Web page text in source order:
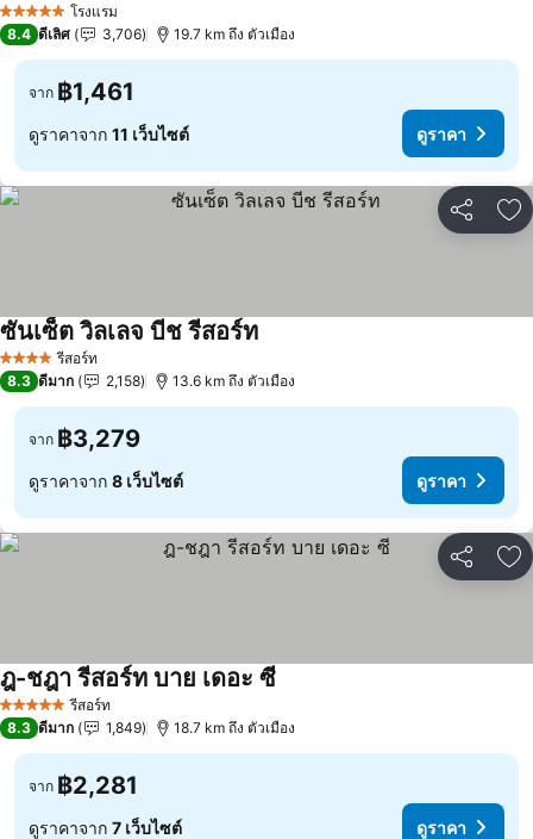
5 ดาว โรงแรม
8.4 ดีเลิศ 3,706 19.7 km ถึง ตัวเมือง
จาก ฿1,461
ดูราคาจาก 11 เว็บไซต์ ดูราคา
แชร์ เ
4 ดาว รีสอร์ท
ซันเซ็ต วิลเลจ บีช รีสอร์ท
8.3 ดีมาก 2,158 13.6 km ถึง ตัวเมือง
จาก ฿3,279
ดูราคาจาก 8 เว็บไซต์ ดูราคา
แชร์ เ
5 ดาว รีสอร์ท
ฎ-ชฎา รีสอร์ท บาย เดอะ ซี
8.3 ดีมาก 1,849 18.7 km ถึง ตัวเมือง
จาก ฿2,281
ดูราคาจาก 7 เว็บไซต์ ดูราคา